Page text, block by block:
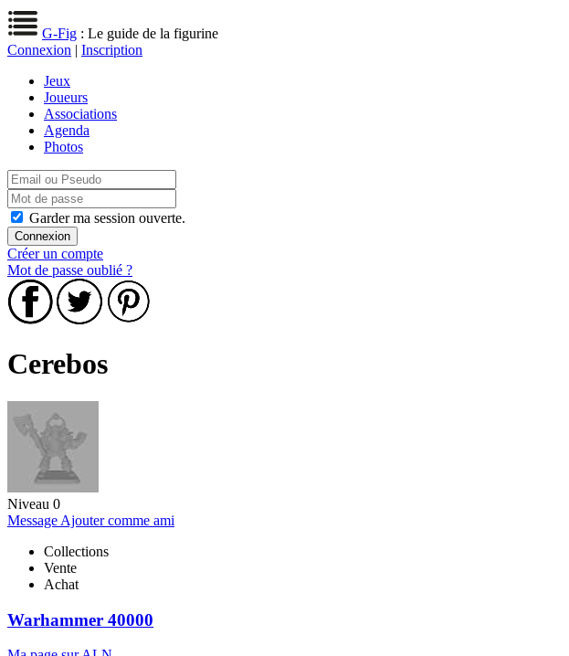
G-Fig : Le guide de la figurine
Connexion | Inscription
Jeux
Joueurs
Associations
Agenda
Photos
Garder ma session ouverte.
Créer un compte
Mot de passe oublié ?
Cerebos
Niveau 0
Message Ajouter comme ami
Collections
Vente
Achat
Warhammer 40000